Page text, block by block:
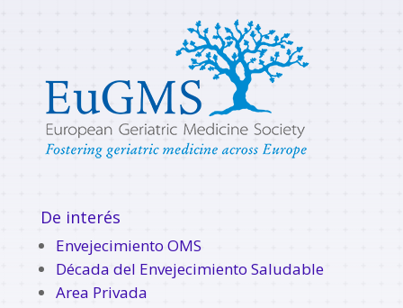
De interés
Envejecimiento OMS
Década del Envejecimiento Saludable
Area Privada